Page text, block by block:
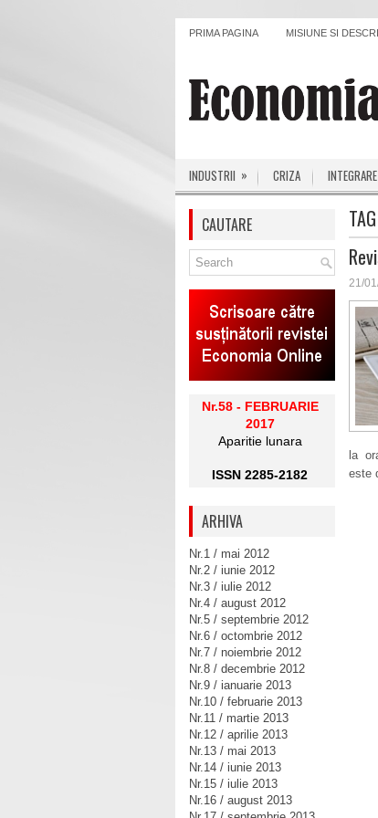
PRIMA PAGINA MISIUNE SI
INDUSTRII » CRIZA
21/
la
este
CAUTARE
Nr.58 - FEBRUARIE
2017
Aparitie lunara
ISSN 2285-2182
ARHIVA
Nr.1 / mai 2012
Nr.2 / iunie 2012
Nr.3 / iulie 2012
Nr.4 / august 2012
Nr.5 / septembrie 2012
Nr.6 / octombrie 2012
Nr.7 / noiembrie 2012
Nr.8 / decembrie 2012
Nr.9 / ianuarie 2013
Nr.10 / februarie 2013
Nr.11 / martie 2013
Nr.12 / aprilie 2013
Nr.13 / mai 2013
Nr.14 / iunie 2013
Nr.15 / iulie 2013
Nr.16 / august 2013